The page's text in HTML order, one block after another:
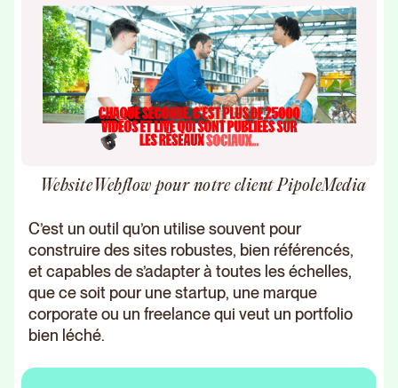
WebsiteWebflow pour notre client PipoleMedia
C’est un outil qu’on utilise souvent pour
construire des sites robustes, bien référencés,
et capables de s’adapter à toutes les échelles,
que ce soit pour une startup, une marque
corporate ou un freelance qui veut un portfolio
bien léché.